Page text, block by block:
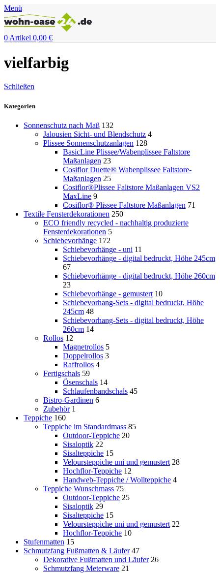
Menü
0Artikel 0,00 €
vielfarbig
Schließen
Kategorien
Sonnenschutz nach Maß 132
Jalousien Sicht- und Blendschutz 4
Plissee Sonnenschutzanlagen 128
BasicLine Plissee/Wabenplissee Faltstore
Maßanlagen 23
Cosiflor Duette® Wabenplissee Faltstore-
Maßanlagen 25
Cosiflor®Plissee Faltstore Maßanlagen VS2
MaxLine 9
Cosiflor® Plissee Faltstore Maßanlagen 71
Textile Fensterdekorationen 250
ECO friendly recycled - nachhaltig produzierte
Fensterdekorationen 5
Schiebevorhänge 172
Schiebevorhänge - uni 11
Schiebevorhänge - digital bedruckt, Höhe 245cm
67
Schiebevorhänge - digital bedruckt, Höhe 260cm
23
Schiebevorhänge - gemustert 10
Schiebevorhang-Sets - digital bedruckt, Höhe
245cm 48
Schiebevorhang-Sets - digital bedruckt, Höhe
260cm 14
Rollos 12
Magnetrollos 5
Doppelrollos 3
Raffrollos 4
Fertigschals 59
Ösenschals 14
Schlaufenbandschals 45
Bistro-Gardinen 6
Zubehör 1
Teppiche 160
Teppiche im Standardmass 85
Outdoor-Teppiche 20
Sisaloptik 22
Sisalteppiche 15
Veloursteppiche uni und gemustert 28
Hochflor-Teppiche 12
Handweb-Teppiche / Wollteppiche 4
Teppiche Wunschmass 75
Outdoor-Teppiche 25
Sisaloptik 29
Sisalteppiche 15
Veloursteppiche uni und gemustert 22
Hochflor-Teppiche 10
Stufenmatten 15
Schmutzfang Fußmatten & Läufer 47
Dekorative Fußmatten und Läufer 26
Schmutzfang Meterware 21